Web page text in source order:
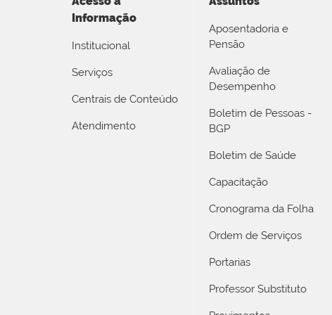
Informação
Institucional
Serviços
Centrais de Conteúdo
Atendimento
Aposentadoria e
Pensão
Avaliação de
Desempenho
Boletim de Pessoas -
BGP
Boletim de Saúde
Capacitação
Cronograma da Folha
Ordem de Serviços
Portarias
Professor Substituto